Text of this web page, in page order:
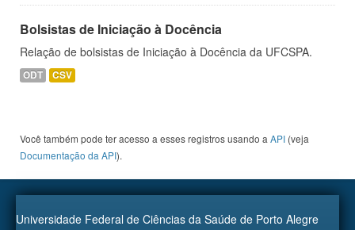
Bolsistas de Iniciação à Docência
Relação de bolsistas de Iniciação à Docência da UFCSPA.
ODT CSV
Você também pode ter acesso a esses registros usando a API (veja
Documentação da API).
Universidade Federal de Ciências da Saúde de Porto Alegre